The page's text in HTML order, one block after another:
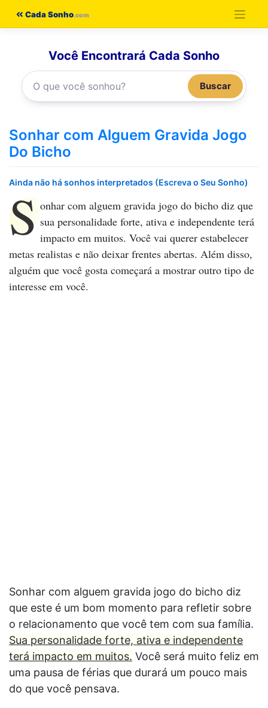
Cada Sonho
Você Encontrará Cada Sonho
Buscar
Sonhar com Alguem Gravida Jogo
Do Bicho
Ainda não há sonhos interpretados (Escreva o Seu Sonho)
S onhar com alguem gravida jogo do bicho diz que
sua personalidade forte, ativa e independente terá
impacto em muitos. Você vai querer estabelecer
metas realistas e não deixar frentes abertas. Além disso,
alguém que você gosta começará a mostrar outro tipo de
interesse em você.
Sonhar com alguem gravida jogo do bicho diz
que este é um bom momento para refletir sobre
o relacionamento que você tem com sua família.
Sua personalidade forte, ativa e independente
terá impacto em muitos. Você será muito feliz em
uma pausa de férias que durará um pouco mais
do que você pensava.